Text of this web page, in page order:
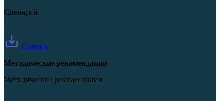
Сценарий
Скачать
Методические рекомендации
Методические рекомендации